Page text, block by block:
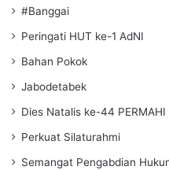
#Banggai
Peringati HUT ke-1 AdNI
Bahan Pokok
Jabodetabek
Dies Natalis ke-44 PERMAHI
Perkuat Silaturahmi
Semangat Pengabdian